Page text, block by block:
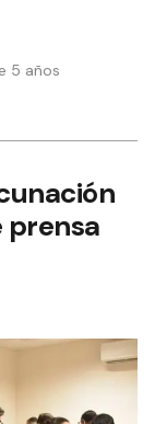
5 años
prensa